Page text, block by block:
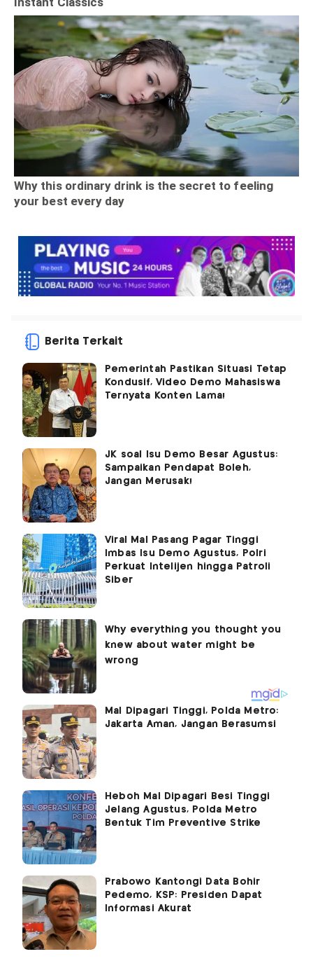
Berita Terkait
Pemerintah Pastikan Situasi Tetap
Kondusif, Video Demo Mahasiswa
Ternyata Konten Lama!
JK soal Isu Demo Besar Agustus:
Sampaikan Pendapat Boleh,
Jangan Merusak!
Viral Mal Pasang Pagar Tinggi
Imbas Isu Demo Agustus, Polri
Perkuat Intelijen hingga Patroli
Siber
Mal Dipagari Tinggi, Polda Metro:
Jakarta Aman, Jangan Berasumsi
Heboh Mal Dipagari Besi Tinggi
Jelang Agustus, Polda Metro
Bentuk Tim Preventive Strike
Prabowo Kantongi Data Bohir
Pedemo, KSP: Presiden Dapat
Informasi Akurat